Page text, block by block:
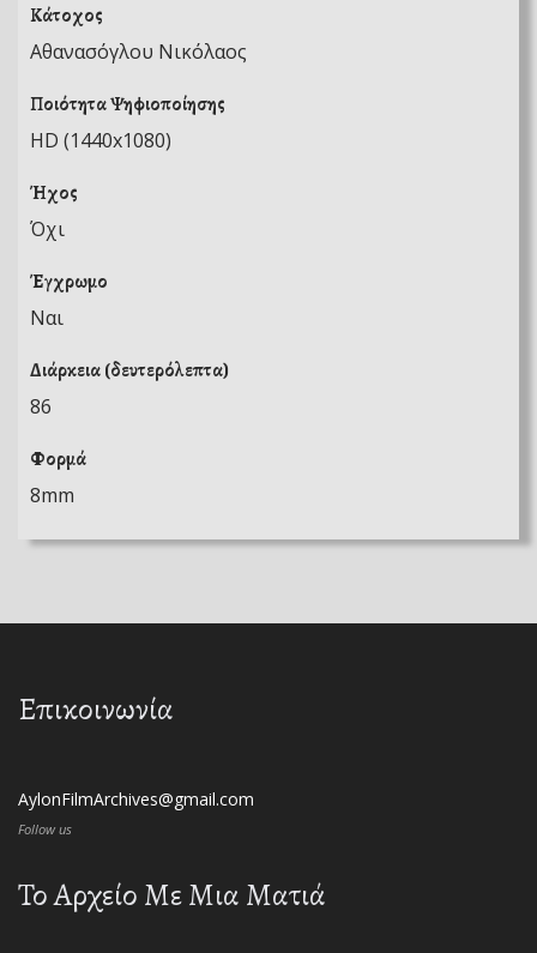
Κάτοχος
Αθανασόγλου Νικόλαος
Ποιότητα Ψηφιοποίησης
HD (1440x1080)
Ήχος
Όχι
Έγχρωμο
Ναι
Διάρκεια (δευτερόλεπτα)
86
Φορμά
8mm
Επικοινωνία
AylonFilmArchives@gmail.com
Follow us
Το Αρχείο Με Μια Ματιά